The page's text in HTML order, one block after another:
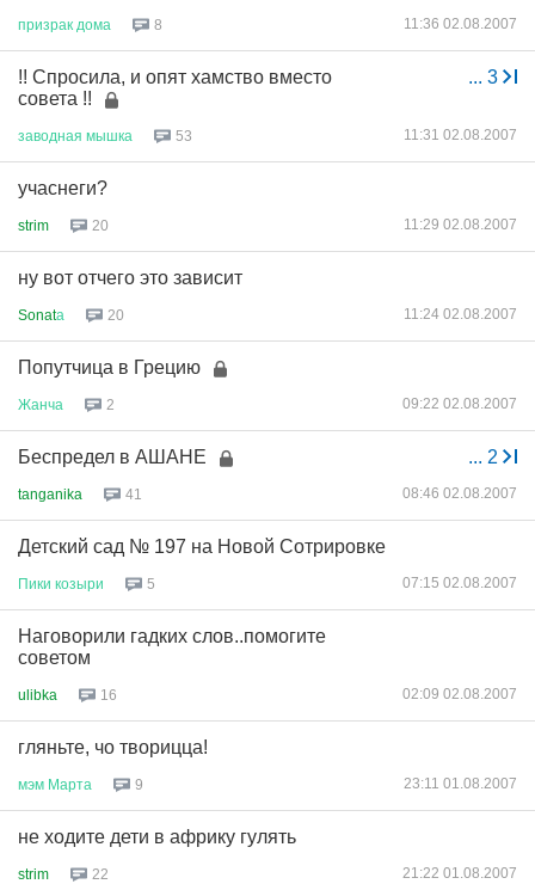
призрак дома 8 11:36 02.08.2007
... 3
!! Спросила, и опят хамство вместо
совета !!
заводная мышка 53 11:31 02.08.2007
учаснеги?
strim 20 11:29 02.08.2007
ну вот отчего это зависит
Sonatа 20 11:24 02.08.2007
Попутчица в Грецию
Жанча 2 09:22 02.08.2007
... 2
Беспредел в АШАНЕ
tanganika 41 08:46 02.08.2007
Детский сад № 197 на Новой Сотрировке
Пики козыри 5 07:15 02.08.2007
Наговорили гадких слов..помогите
советом
ulibka 16 02:09 02.08.2007
гляньте, чо творицца!
мэм Марта 9 23:11 01.08.2007
не ходите дети в африку гулять
strim 22 21:22 01.08.2007